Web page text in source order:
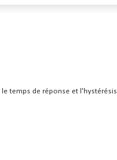
temps de réponse et l'hystérésis